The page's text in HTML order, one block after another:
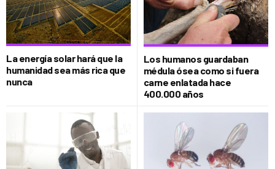
La energía solar hará que la
humanidad sea más rica que
nunca
Los humanos guardaban
médula ósea como si fuera
carne enlatada hace
400.000 años